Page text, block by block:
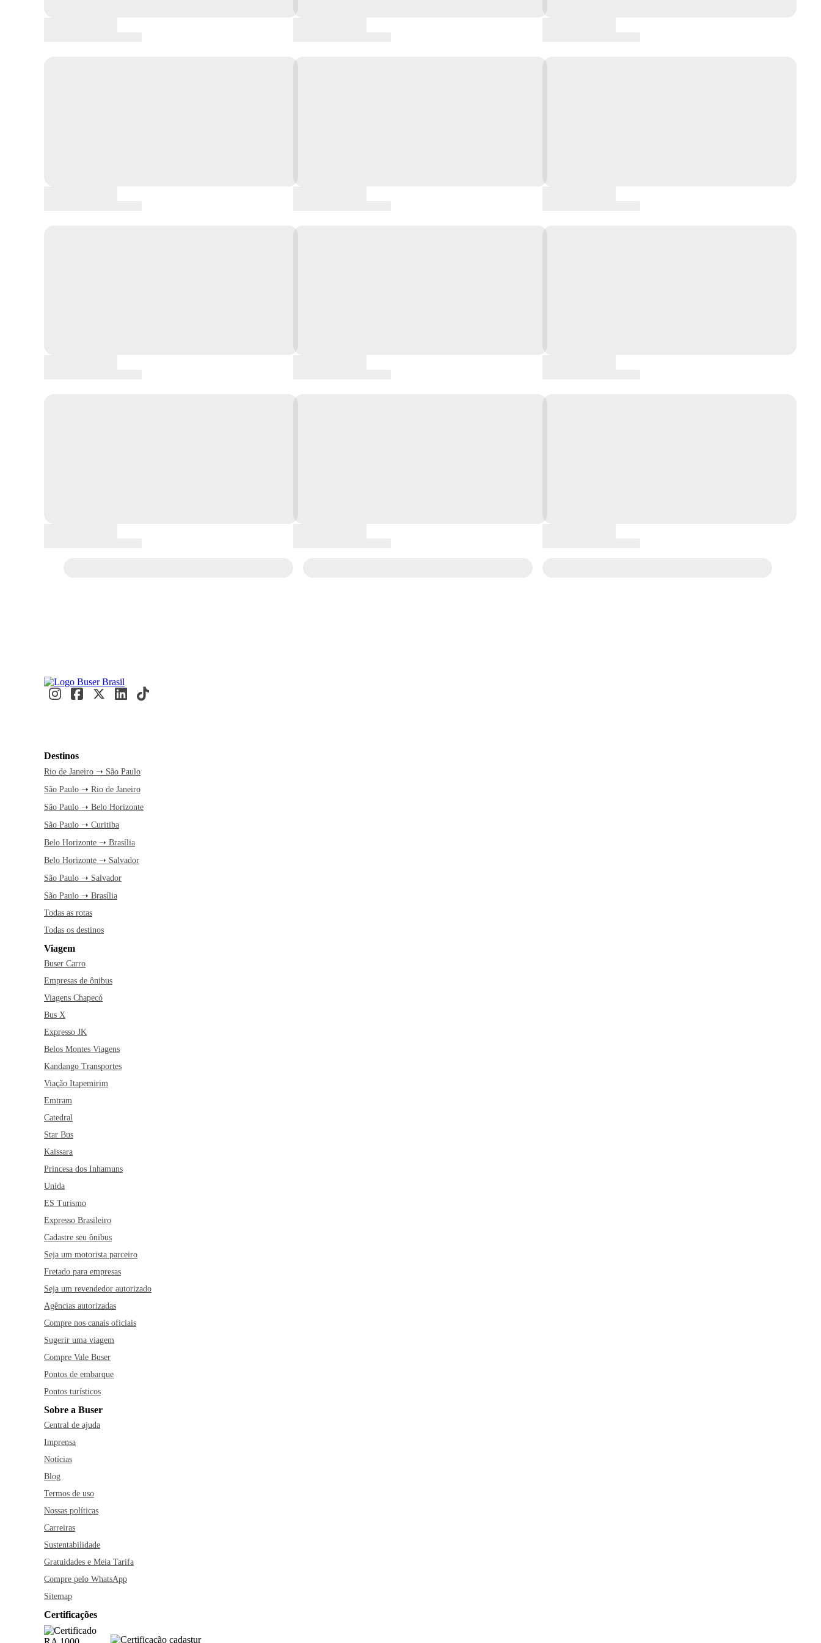
Destinos
Rio de Janeiro ➝ São Paulo
São Paulo ➝ Rio de Janeiro
São Paulo ➝ Belo Horizonte
São Paulo ➝ Curitiba
Belo Horizonte ➝ Brasília
Belo Horizonte ➝ Salvador
São Paulo ➝ Salvador
São Paulo ➝ Brasília
Todas as rotas
Todas os destinos
Viagem
Buser Carro
Empresas de ônibus
Viagens Chapecó
Bus X
Expresso JK
Belos Montes Viagens
Kandango Transportes
Viação Itapemirim
Emtram
Catedral
Star Bus
Kaissara
Princesa dos Inhamuns
Unida
ES Turismo
Expresso Brasileiro
Cadastre seu ônibus
Seja um motorista parceiro
Fretado para empresas
Seja um revendedor autorizado
Agências autorizadas
Compre nos canais oficiais
Sugerir uma viagem
Compre Vale Buser
Pontos de embarque
Pontos turísticos
Sobre a Buser
Central de ajuda
Imprensa
Notícias
Blog
Termos de uso
Nossas políticas
Carreiras
Sustentabilidade
Gratuidades e Meia Tarifa
Compre pelo WhatsApp
Sitemap
Certificações